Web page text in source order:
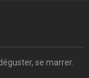
se marrer.